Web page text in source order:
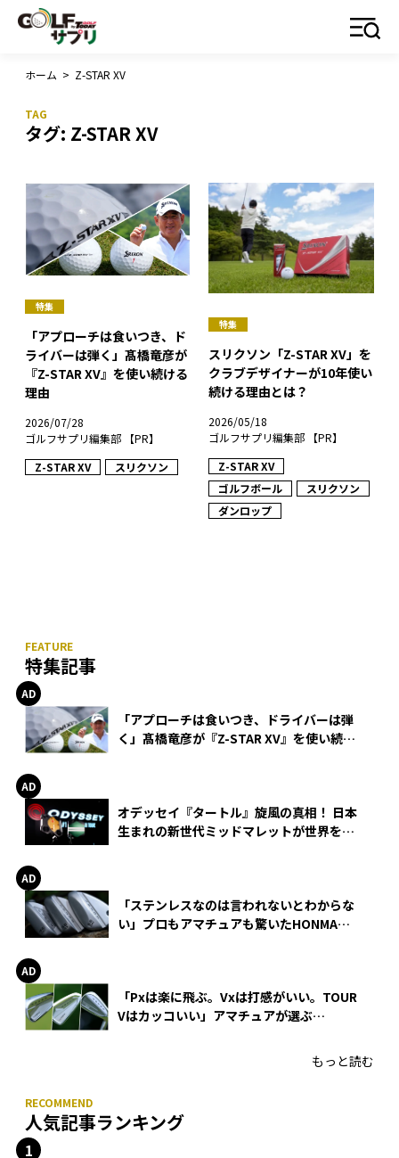
ホーム > Z-STAR XV
タグ: Z-STAR XV
特集
「アプローチは食いつき、ド
ライバーは弾く」髙橋竜彦が
『Z-STAR XV』を使い続ける
理由
2026/07/28
ゴルフサプリ編集部 【PR】
Z-STAR XV
スリクソン
特集
スリクソン「Z-STAR XV」を
クラブデザイナーが10年使い
続ける理由とは？
2026/05/18
ゴルフサプリ編集部 【PR】
Z-STAR XV
ゴルフボール
スリクソン
ダンロップ
特集記事
「アプローチは食いつき、ドライバーは弾
く」髙橋竜彦が『Z-STAR XV』を使い続け
オデッセイ『タートル』旋風の真相！ 日本
生まれの新世代ミッドマレットが世界を席
「ステンレスなのは言われないとわからな
い」プロもアマチュアも驚いたHONMA
「Pxは楽に飛ぶ。Vxは打感がいい。TOUR
Vはカッコいい」アマチュアが選ぶ
もっと読む
人気記事ランキング